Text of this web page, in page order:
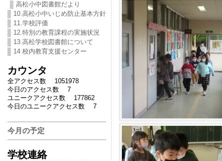
高松小中図書館だより
10.高松小中いじめ防止基本方針
11.学校評価
12.特別の教育課程の実施状況
13.高松学校図書館について
14 校内教育支援センター
カウンタ
全アクセス数 1051978
今日のアクセス数 7
ユニークアクセス数 177862
今日のユニークアクセス数 7
今月の予定
学校連絡